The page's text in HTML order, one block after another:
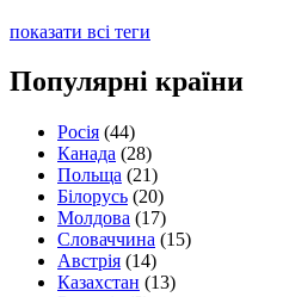
показати всі теги
Популярні країни
Росія (44)
Канада (28)
Польща (21)
Білорусь (20)
Молдова (17)
Словаччина (15)
Австрія (14)
Казахстан (13)